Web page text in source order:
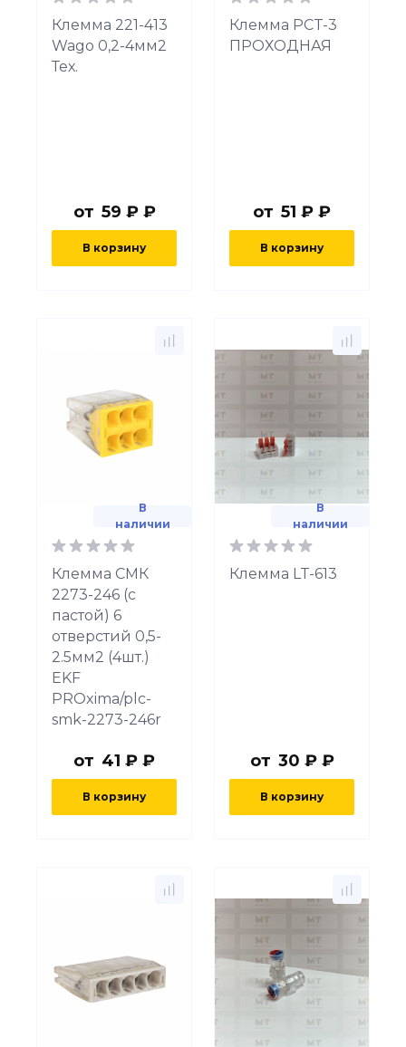
Клемма 221-413
Wago 0,2-4мм2
Тех.
от 59 ₽ ₽
В корзину
Клемма PCT-3
ПРОХОДНАЯ
от 51 ₽ ₽
В корзину
В
наличии
Клемма СМК
2273-246 (с
пастой) 6
отверстий 0,5-
2.5мм2 (4шт.)
EKF
PROxima/plc-
smk-2273-246r
от 41 ₽ ₽
В корзину
В
наличии
Клемма LT-613
от 30 ₽ ₽
В корзину